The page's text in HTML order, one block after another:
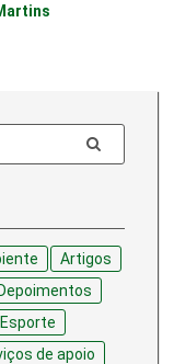
Artigos
Depoimentos
Esporte
de apoio